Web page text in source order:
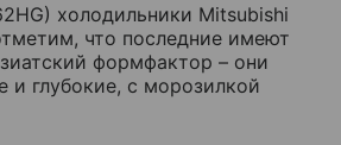
холодильники Mitsubishi
что последние имеют
формфактор – они
и глубокие, с морозилкой